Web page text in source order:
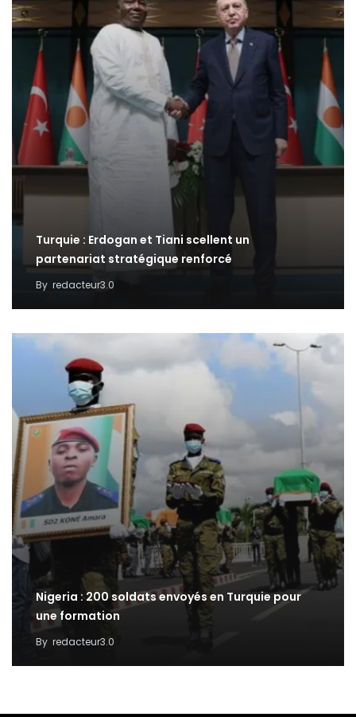
Turquie : Erdogan et Tiani scellent un
partenariat stratégique renforcé
By redacteur3.0
Nigeria : 200 soldats envoyés en Turquie pour
une formation
By redacteur3.0